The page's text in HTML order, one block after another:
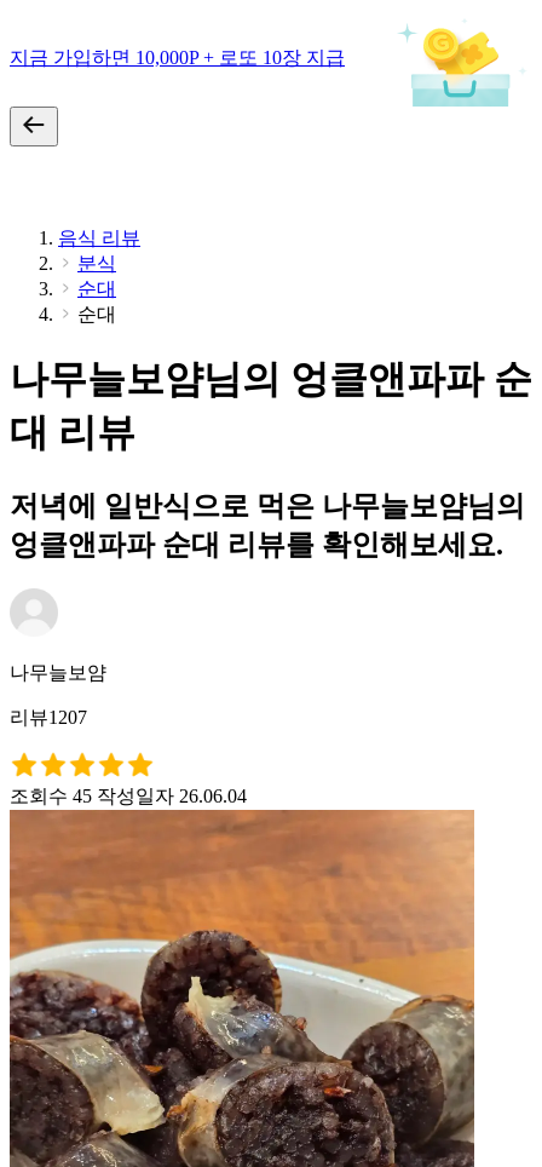
지금 가입하면 10,000P + 로또 10장 지급
음식 리뷰
분식
순대
순대
나무늘보얌님의 엉클앤파파 순
대 리뷰
저녁에 일반식으로 먹은 나무늘보얌님의
엉클앤파파 순대 리뷰를 확인해보세요.
나무늘보얌
리뷰1207
조회수 45 작성일자 26.06.04